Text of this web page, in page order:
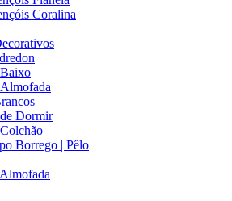
Coralina
Dormir
Borrego | Pêlo